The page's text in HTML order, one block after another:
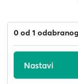
0 od 1
Nastavi